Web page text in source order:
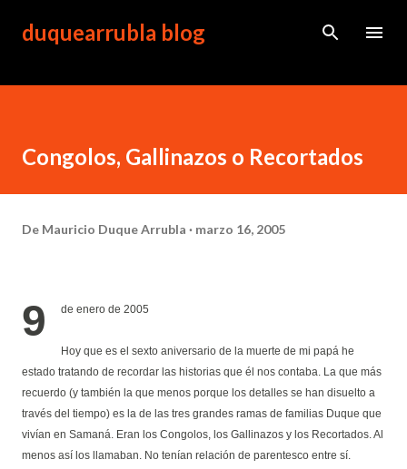
Ir al contenido principal
duquearrubla blog
Congolos, Gallinazos o Recortados
De Mauricio Duque Arrubla marzo 16, 2005
9 de enero de 2005
Hoy que es el sexto aniversario de la muerte de mi papá he
estado tratando de recordar las historias que él nos contaba. La que más
recuerdo (y también la que menos porque los detalles se han disuelto a
través del tiempo) es la de las tres grandes ramas de familias Duque que
vivían en Samaná. Eran los Congolos, los Gallinazos y los Recortados. Al
menos así los llamaban. No tenían relación de parentesco entre sí.